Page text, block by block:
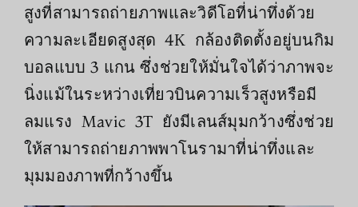
สูงที่สามารถถ่ายภาพและวิดีโอที่น่าทึ่งด้วย
ความละเอียดสูงสุด 4K กล้องติดตั้งอยู่บนกิม
บอลแบบ 3 แกน ซึ่งช่วยให้มั่นใจได้ว่าภาพจะ
นิ่งแม้ในระหว่างเที่ยวบินความเร็วสูงหรือมี
ลมแรง Mavic 3T ยังมีเลนส์มุมกว้างซึ่งช่วย
ให้สามารถถ่ายภาพพาโนรามาที่น่าทึ่งและ
มุมมองภาพที่กว้างขึ้น